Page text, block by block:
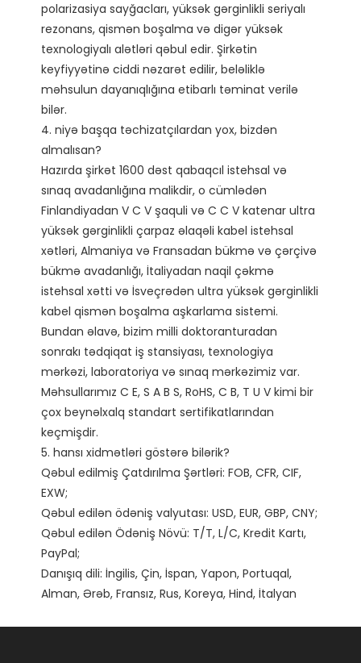
polarizasiya sayğacları, yüksək gərginlikli seriyalı
rezonans, qismən boşalma və digər yüksək
texnologiyalı alətləri qəbul edir. Şirkətin
keyfiyyətinə ciddi nəzarət edilir, beləliklə
məhsulun dayanıqlığına etibarlı təminat verilə
bilər.
4. niyə başqa təchizatçılardan yox, bizdən
almalısan?
Hazırda şirkət 1600 dəst qabaqcıl istehsal və
sınaq avadanlığına malikdir, o cümlədən
Finlandiyadan V C V şaquli və C C V katenar ultra
yüksək gərginlikli çarpaz əlaqəli kabel istehsal
xətləri, Almaniya və Fransadan bükmə və çərçivə
bükmə avadanlığı, İtaliyadan naqil çəkmə
istehsal xətti və İsveçrədən ultra yüksək gərginlikli
kabel qismən boşalma aşkarlama sistemi.
Bundan əlavə, bizim milli doktoranturadan
sonrakı tədqiqat iş stansiyası, texnologiya
mərkəzi, laboratoriya və sınaq mərkəzimiz var.
Məhsullarımız C E, S A B S, RoHS, C B, T U V kimi bir
çox beynəlxalq standart sertifikatlarından
keçmişdir.
5. hansı xidmətləri göstərə bilərik?
Qəbul edilmiş Çatdırılma Şərtləri: FOB, CFR, CIF,
EXW;
Qəbul edilən ödəniş valyutası: USD, EUR, GBP, CNY;
Qəbul edilən Ödəniş Növü: T/T, L/C, Kredit Kartı,
PayPal;
Danışıq dili: İngilis, Çin, İspan, Yapon, Portuqal,